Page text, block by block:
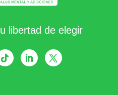
libertad de elegir